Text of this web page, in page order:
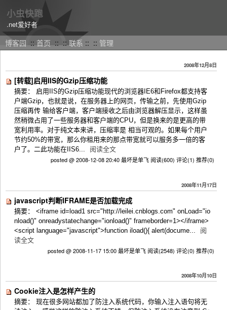
小虫快跑
.net爱好者
博客园 :: 首页 :: ::联系 :: :: 管理
2008年12月8日
[转载]启用IIS的Gzip压缩功能
摘要： 启用IIS的Gzip压缩功能现代的浏览器IE6和Firefox都支持客
户端Gzip，也就是说，在服务器上的网页，传输之前，先使用Gzip
压缩再传 输给客户端，客户端接收之后由浏览器解压显示，这样虽
然稍微占用了一些服务器和客户端的CPU，但是换来的是更高的带
宽利用率。对于纯文本来讲，压缩率是 相当可观的。如果每个用户
节约50%的带宽，那么你租用来的那点带宽就可以服务多一倍的客
户了。二此功能在IIS6...
阅读全文
posted @ 2008-12-08 20:40 最坏是单飞 阅读(600) 评论(1) 推荐(0)
2008年11月17日
javascript判断IFRAME是否加载完成
摘要： <iframe id=load1 src="http://leilei.cnblogs.com" onLoad="io
nload()" onreadystatechange="ionload()" frameborder=1></iframe>
<script language="javascript">function iload(){ alert(docume...
阅
读全文
posted @ 2008-11-17 15:00 最坏是单飞 阅读(2548) 评论(0) 推荐(0)
2008年10月10日
Cookie注入是怎样产生的
摘要： 现在很多网站都加了防注入系统代码，你输入注入语句将无